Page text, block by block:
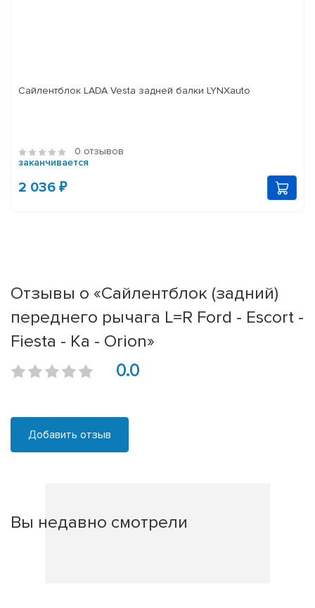
Сайлентблок LADA Vesta задней балки LYNXauto
0 отзывов
заканчивается
2 036 ₽
Отзывы о «Сайлентблок (задний)
переднего рычага L=R Ford - Escort -
Fiesta - Ka - Orion»
0.0
Добавить отзыв
Вы недавно смотрели